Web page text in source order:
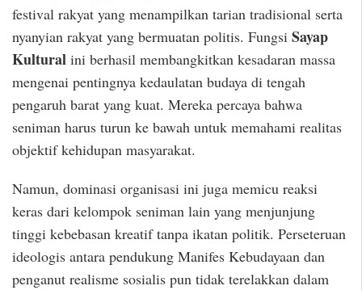
festival rakyat yang menampilkan tarian tradisional serta
nyanyian rakyat yang bermuatan politis. Fungsi Sayap
Kultural ini berhasil membangkitkan kesadaran massa
mengenai pentingnya kedaulatan budaya di tengah
pengaruh barat yang kuat. Mereka percaya bahwa
seniman harus turun ke bawah untuk memahami realitas
objektif kehidupan masyarakat.
Namun, dominasi organisasi ini juga memicu reaksi
keras dari kelompok seniman lain yang menjunjung
tinggi kebebasan kreatif tanpa ikatan politik. Perseteruan
ideologis antara pendukung Manifes Kebudayaan dan
penganut realisme sosialis pun tidak terelakkan dalam